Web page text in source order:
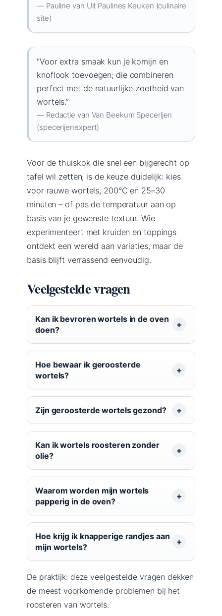
— Pauline van Uit Paulines Keuken (culinaire
site)
“Voor extra smaak kun je komijn en
knoflook toevoegen; die combineren
perfect met de natuurlijke zoetheid van
wortels.”
— Redactie van Van Beekum Specerijen
(specerijenexpert)
Voor de thuiskok die snel een bijgerecht op
tafel wil zetten, is de keuze duidelijk: kies
voor rauwe wortels, 200°C en 25–30
minuten – of pas de temperatuur aan op
basis van je gewenste textuur. Wie
experimenteert met kruiden en toppings
ontdekt een wereld aan variaties, maar de
basis blijft verrassend eenvoudig.
Veelgestelde vragen
Kan ik bevroren wortels in de oven
doen?
Hoe bewaar ik geroosterde
wortels?
Zijn geroosterde wortels gezond?
Kan ik wortels roosteren zonder
olie?
Waarom worden mijn wortels
papperig in de oven?
Hoe krijg ik knapperige randjes aan
mijn wortels?
De praktijk: deze veelgestelde vragen dekken
de meest voorkomende problemen bij het
roosteren van wortels.